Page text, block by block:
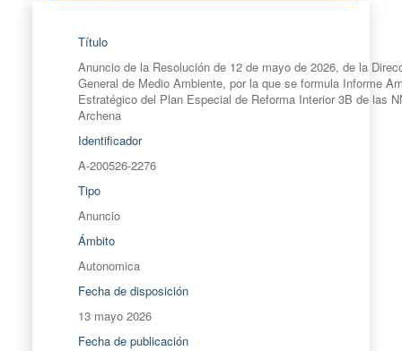
Título
Anuncio de la Resolución de 12 de mayo de 2026, de la
General de Medio Ambiente, por la que se formula Informe
Estratégico del Plan Especial de Reforma Interior 3B de las
Archena
Identificador
A-200526-2276
Tipo
Anuncio
Ámbito
Autonomica
Fecha de disposición
13 mayo 2026
Fecha de publicación